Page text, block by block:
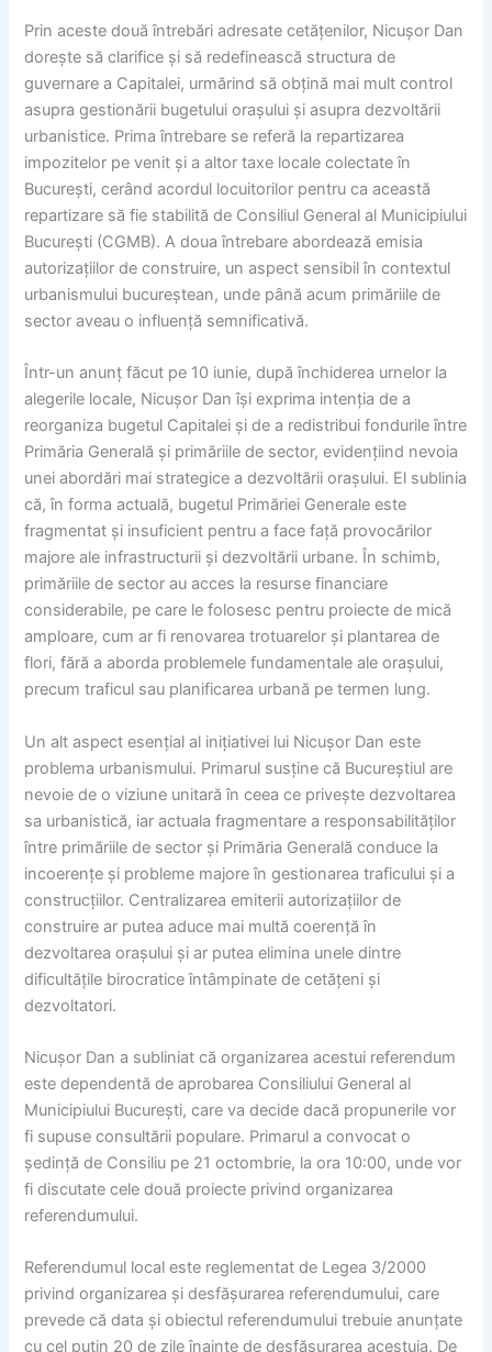
Prin aceste două întrebări adresate cetățenilor, Nicușor Dan
dorește să clarifice și să redefinească structura de
guvernare a Capitalei, urmărind să obțină mai mult control
asupra gestionării bugetului orașului și asupra dezvoltării
urbanistice. Prima întrebare se referă la repartizarea
impozitelor pe venit și a altor taxe locale colectate în
București, cerând acordul locuitorilor pentru ca această
repartizare să fie stabilită de Consiliul General al Municipiului
București (CGMB). A doua întrebare abordează emisia
autorizațiilor de construire, un aspect sensibil în contextul
urbanismului bucureștean, unde până acum primăriile de
sector aveau o influență semnificativă.
Într-un anunț făcut pe 10 iunie, după închiderea urnelor la
alegerile locale, Nicușor Dan își exprima intenția de a
reorganiza bugetul Capitalei și de a redistribui fondurile între
Primăria Generală și primăriile de sector, evidențiind nevoia
unei abordări mai strategice a dezvoltării orașului. El sublinia
că, în forma actuală, bugetul Primăriei Generale este
fragmentat și insuficient pentru a face față provocărilor
majore ale infrastructurii și dezvoltării urbane. În schimb,
primăriile de sector au acces la resurse financiare
considerabile, pe care le folosesc pentru proiecte de mică
amploare, cum ar fi renovarea trotuarelor și plantarea de
flori, fără a aborda problemele fundamentale ale orașului,
precum traficul sau planificarea urbană pe termen lung.
Un alt aspect esențial al inițiativei lui Nicușor Dan este
problema urbanismului. Primarul susține că Bucureștiul are
nevoie de o viziune unitară în ceea ce privește dezvoltarea
sa urbanistică, iar actuala fragmentare a responsabilităților
între primăriile de sector și Primăria Generală conduce la
incoerențe și probleme majore în gestionarea traficului și a
construcțiilor. Centralizarea emiterii autorizațiilor de
construire ar putea aduce mai multă coerență în
dezvoltarea orașului și ar putea elimina unele dintre
dificultățile birocratice întâmpinate de cetățeni și
dezvoltatori.
Nicușor Dan a subliniat că organizarea acestui referendum
este dependentă de aprobarea Consiliului General al
Municipiului București, care va decide dacă propunerile vor
fi supuse consultării populare. Primarul a convocat o
ședință de Consiliu pe 21 octombrie, la ora 10:00, unde vor
fi discutate cele două proiecte privind organizarea
referendumului.
Referendumul local este reglementat de Legea 3/2000
privind organizarea și desfășurarea referendumului, care
prevede că data și obiectul referendumului trebuie anunțate
cu cel puțin 20 de zile înainte de desfășurarea acestuia. De